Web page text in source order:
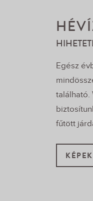
Egész
található.
fűtött